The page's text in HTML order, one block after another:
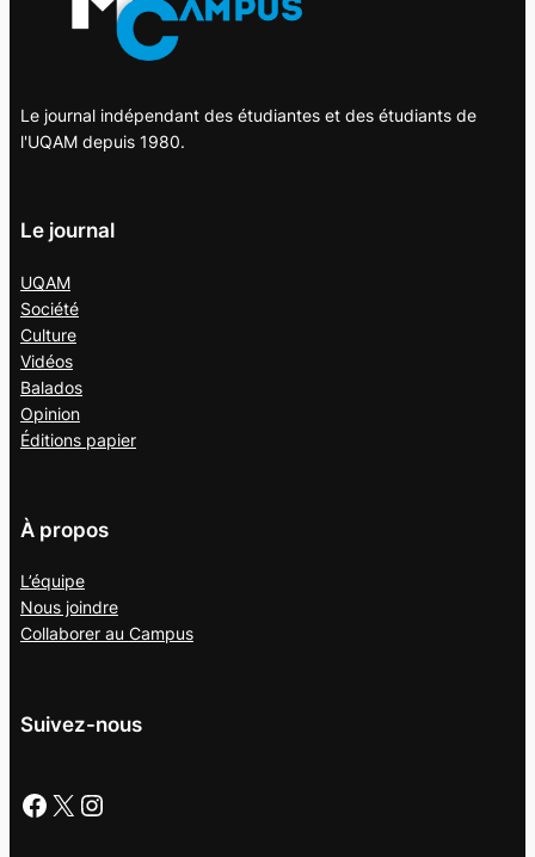
Le journal indépendant des étudiantes et des étudiants de
l'UQAM depuis 1980.
Le journal
UQAM
Société
Culture
Vidéos
Balados
Opinion
Éditions papier
À propos
L’équipe
Nous joindre
Collaborer au Campus
Suivez-nous
Facebook X Instagram